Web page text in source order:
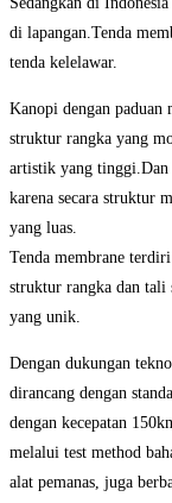
di lapangan.Tenda
tenda kelelawar.
Kanopi dengan paduan
struktur rangka yang
artistik yang tinggi.Dan
karena secara struktur
yang luas.
Tenda membrane
struktur rangka dan tali
yang unik.
Dengan dukungan
dirancang dengan
dengan kecepatan
melalui test method
alat pemanas, juga